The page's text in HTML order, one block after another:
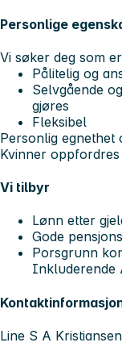
Personlige
Vi søker deg som
Pålitelig og
Selvgående
gjøres
Fleksibel
Personlig egnethet
Kvinner
Vi tilbyr
Lønn etter
Gode
Porsgrunn
Inkluderende
Line S A